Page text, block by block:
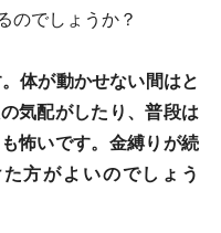
のでしょうか？
体が動かせない間はと
気配がしたり、普段は
怖いです。金縛りが続
方がよいのでしょう